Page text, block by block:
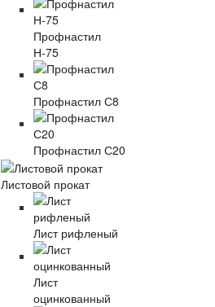
Профнастил
Н-75
Профнастил С8
Профнастил С20
Листовой прокат
Лист рифленый
Лист
оцинкованный